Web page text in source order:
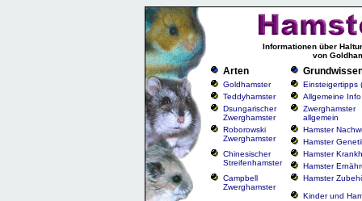
Informationen über
von
Arten
Goldhamster
Einsteigertipps
Teddyhamster
Allgemeine Info
Dsungarischer
Zwerghamster
Zwerghamster
allgemein
Roborowski
Zwerghamster
Hamster
Hamster
Chinesischer
Streifenhamster
Hamster
Hamster
Campbell
Zwerghamster
Hamster
Kinder und